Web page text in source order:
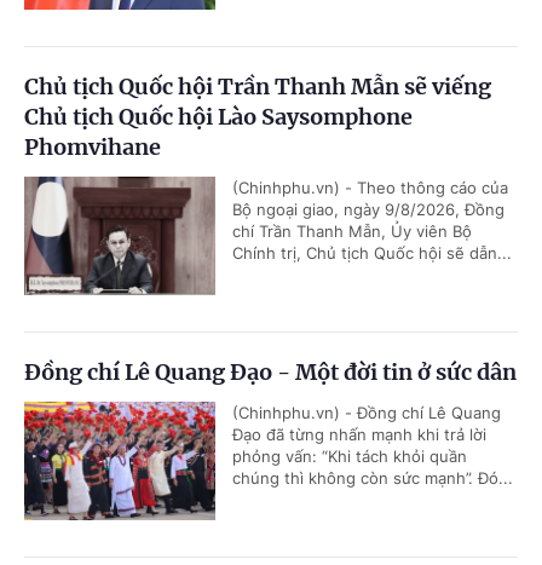
Chủ tịch Quốc hội Trần Thanh Mẫn sẽ viếng
Chủ tịch Quốc hội Lào Saysomphone
Phomvihane
(Chinhphu.vn) - Theo thông cáo của
Bộ ngoại giao, ngày 9/8/2026, Đồng
chí Trần Thanh Mẫn, Ủy viên Bộ
Chính trị, Chủ tịch Quốc hội sẽ dẫn...
Đồng chí Lê Quang Đạo - Một đời tin ở sức dân
(Chinhphu.vn) - Đồng chí Lê Quang
Đạo đã từng nhấn mạnh khi trả lời
phỏng vấn: “Khi tách khỏi quần
chúng thì không còn sức mạnh”. Đó...